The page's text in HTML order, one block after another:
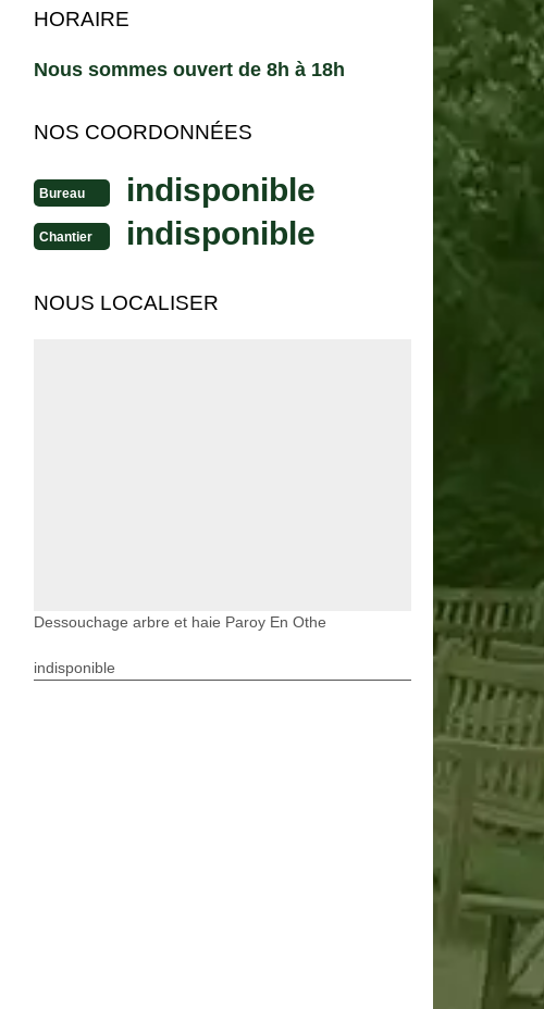
HORAIRE
Nous sommes ouvert de 8h à 18h
NOS COORDONNÉES
Bureau indisponible
Chantier indisponible
NOUS LOCALISER
Dessouchage arbre et haie Paroy En Othe
indisponible